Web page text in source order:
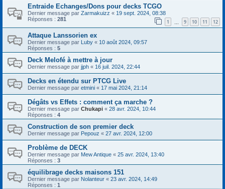
Entraide Echanges/Dons pour decks TCGO
Dernier message par Zarmakuizz « 19 sept. 2024, 08:38
Réponses : 281 1 9 10 11 12
Attaque Lanssorien ex
Dernier message par Luby « 10 août 2024, 09:57
Réponses : 5
Deck Melofé à mettre à jour
Dernier message par jjph « 16 juil. 2024, 22:44
Decks en étendu sur PTCG Live
Dernier message par etmini « 17 mai 2024, 21:14
Dégâts vs Effets : comment ça marche ?
Dernier message par Chukapi « 28 avr. 2024, 10:44
Réponses : 4
Construction de son premier deck
Dernier message par Pepouz « 27 avr. 2024, 12:00
Problème de DECK
Dernier message par Mew Antique « 25 avr. 2024, 13:40
Réponses : 3
équilibrage decks maisons 151
Dernier message par Nolanteur « 23 avr. 2024, 14:49
Réponses : 1